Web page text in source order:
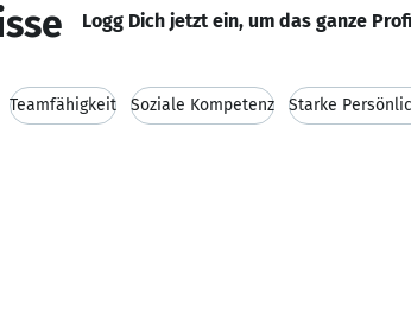
Logg Dich jetzt ein, um das ganze
Teamfähigkeit Soziale Kompetenz Starke